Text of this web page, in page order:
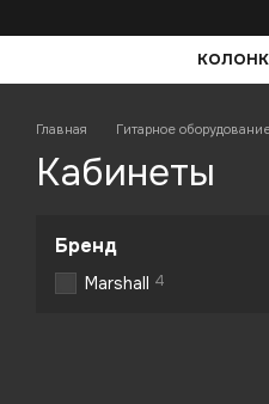
Главная Гитарное
Кабинеты
Бренд
Marshall 4